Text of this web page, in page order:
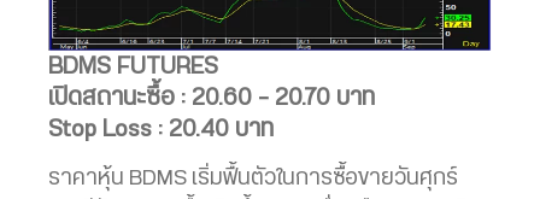
BDMS FUTURES
เปิดสถานะซื้อ : 20.60 – 20.70 บาท
Stop Loss : 20.40 บาท
ราคาหุ้น BDMS เริ่มฟื้นตัวในการซื้อขายวันศุกร์